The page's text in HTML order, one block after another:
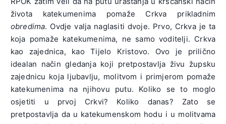
života katekumenima pomaže Crkva prikladnim
obredima. Ovdje valja naglasiti dvoje. Prvo, Crkva je ta
koja pomaže katekumenima, ne samo voditelji. Crkva
kao zajednica, kao Tijelo Kristovo. Ovo je prilično
idealan način gledanja koji pretpostavlja živu župsku
zajednicu koja ljubavlju, molitvom i primjerom pomaže
katekumenima na njihovu putu. Koliko se to moglo
osjetiti u prvoj Crkvi? Koliko danas? Zato se
pretpostavlja da u katekumenskom hodu i u molitvama